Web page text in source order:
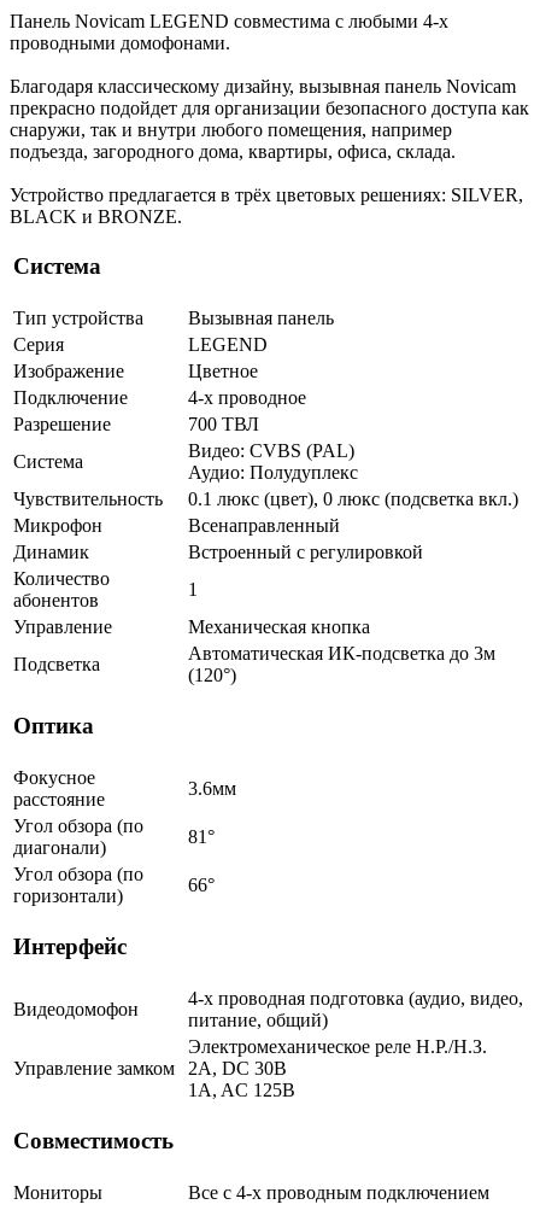
Панель Novicam LEGEND совместима с любыми 4-х
проводными домофонами.
Благодаря классическому дизайну, вызывная панель Novicam
прекрасно подойдет для организации безопасного доступа как
снаружи, так и внутри любого помещения, например
подъезда, загородного дома, квартиры, офиса, склада.
Устройство предлагается в трёх цветовых решениях: SILVER,
BLACK и BRONZE.
Система
Тип устройства
Вызывная панель
Серия
LEGEND
Изображение
Цветное
Подключение
4-х проводное
Разрешение
700 ТВЛ
Система
Видео: CVBS (PAL)
Аудио: Полудуплекс
Чувствительность
0.1 люкс (цвет), 0 люкс (подсветка вкл.)
Микрофон
Всенаправленный
Динамик
Встроенный с регулировкой
Количество
абонентов
1
Управление
Механическая кнопка
Подсветка
Автоматическая ИК-подсветка до 3м
(120°)
Оптика
Фокусное
расстояние
3.6мм
Угол обзора (по
диагонали)
81°
Угол обзора (по
горизонтали)
66°
Интерфейс
Видеодомофон
4-х проводная подготовка (аудио, видео,
питание, общий)
Управление замком
Электромеханическое реле Н.Р./Н.З.
2A, DC 30В
1A, AC 125В
Совместимость
Мониторы Все с 4-х проводным подключением